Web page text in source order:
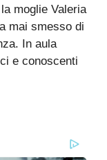
moglie Valeria
mai smesso di
In aula
e conoscenti